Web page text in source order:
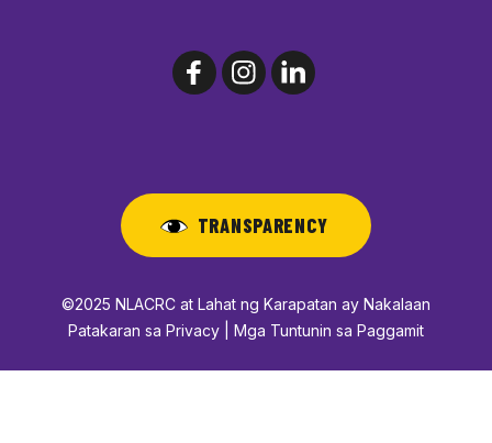
TRANSPARENCY
©2025 NLACRC at Lahat ng Karapatan ay Nakalaan
Patakaran sa Privacy | Mga Tuntunin sa Paggamit